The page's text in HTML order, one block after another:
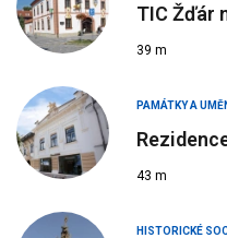
TIC Žďár
39 m
PAMÁTKY A
43 m
HISTORICKÉ